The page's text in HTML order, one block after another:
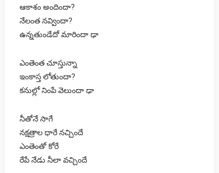
ఆకాశం అందిందా?
నేలంత నవ్విందా?
ఉన్నతుండేదో మారిందా ఢా
ఎంతెంత చూస్తున్నా
ఇంకాస్త లోతుందా?
కనుల్లో నింపే వెలుందా ఢా
నీతోనే సాగే
నక్షత్రాల ధారే నచ్చిందే
ఎంతెంతో కోరే
రేపే నేడు నీలా వచ్చిందే